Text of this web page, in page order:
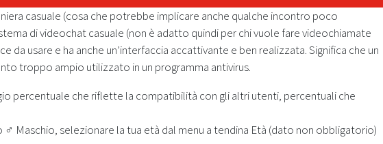
casuale (cosa che potrebbe implicare anche qualche incontro poco
di videochat casuale (non è adatto quindi per chi vuole fare videochiamate
usare e ha anche un’interfaccia accattivante e ben realizzata. Significa che un
troppo ampio utilizzato in un programma antivirus.
percentuale che riflette la compatibilità con gli altri utenti, percentuali che
Maschio, selezionare la tua età dal menu a tendina Età (dato non obbligatorio)